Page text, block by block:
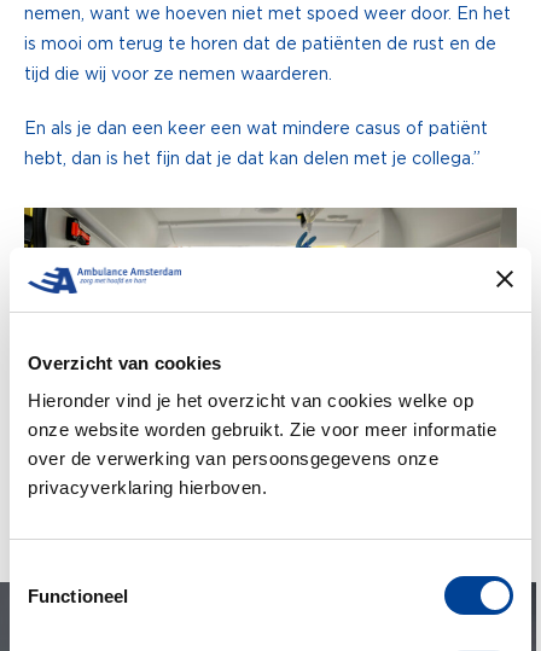
Overzicht van cookies
Hieronder vind je het overzicht van cookies welke op
onze website worden gebruikt. Zie voor meer informatie
over de verwerking van persoonsgegevens onze
privacyverklaring hierboven.
Functioneel
nemen, want we hoeven niet met spoed weer door. En het
is mooi om terug te horen dat de patiënten de rust en de
tijd die wij voor ze nemen waarderen.
En als je dan een keer een wat mindere casus of patiënt
hebt, dan is het fijn dat je dat kan delen met je collega.”